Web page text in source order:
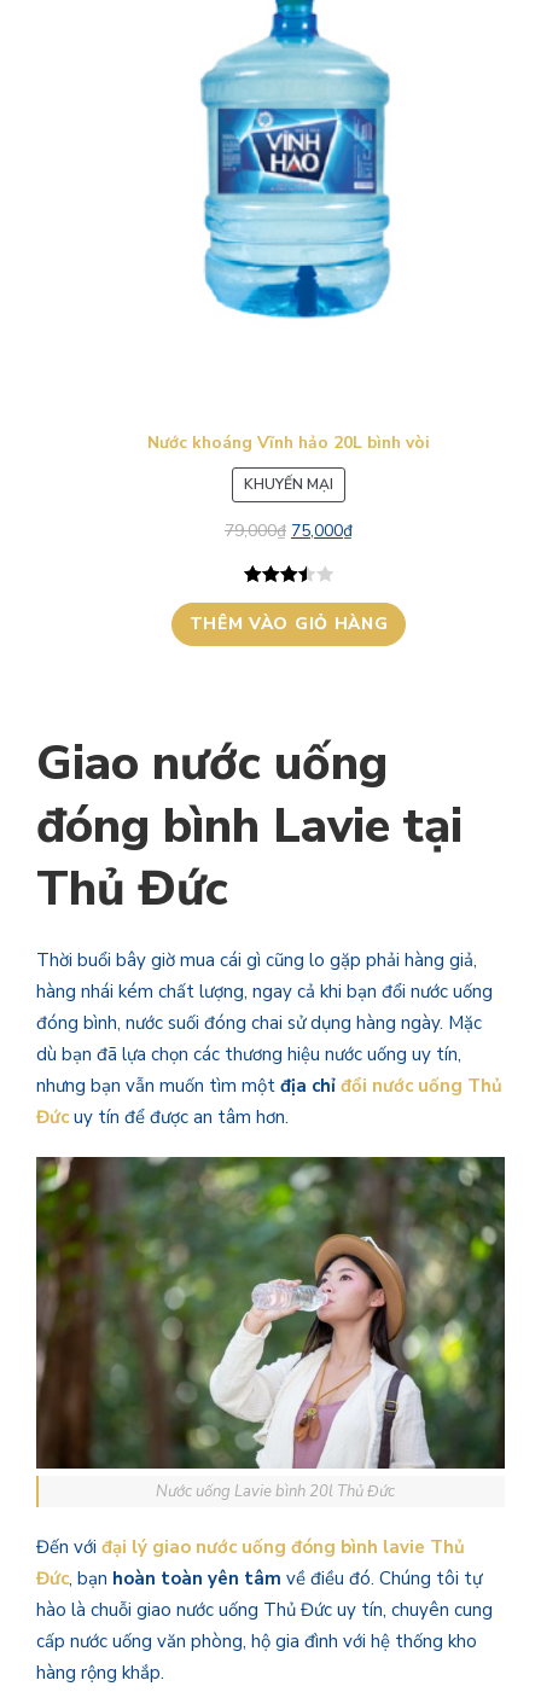
Nước khoáng Vĩnh hảo 20L bình vòi
KHUYẾN MẠI
PHẨM
ĐANG
79,000₫ 75,000₫
3.50trên
5 dựa
2
THÊM VÀO GIỎ HÀNG
Giao nước uống
đóng bình Lavie tại
Thủ Đức
Thời buổi bây giờ mua cái gì cũng lo gặp phải hàng giả,
hàng nhái kém chất lượng, ngay cả khi bạn đổi nước uống
đóng bình, nước suối đóng chai sử dụng hàng ngày. Mặc
dù bạn đã lựa chọn các thương hiệu nước uống uy tín,
nhưng bạn vẫn muốn tìm một địa chỉ đổi nước uống Thủ
Đức uy tín để được an tâm hơn.
Nước uống Lavie bình 20l Thủ Đức
Đến với đại lý giao nước uống đóng bình lavie Thủ
Đức, bạn hoàn toàn yên tâm về điều đó. Chúng tôi tự
hào là chuỗi giao nước uống Thủ Đức uy tín, chuyên cung
cấp nước uống văn phòng, hộ gia đình với hệ thống kho
hàng rộng khắp.